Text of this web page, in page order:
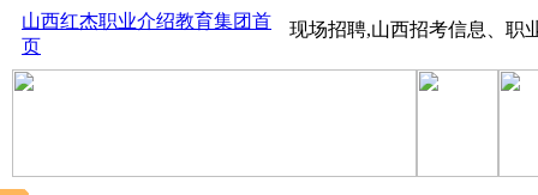
山西红杰职业介绍教育集团首
页
包、物业管理、保险代缴、现场招聘,山西招考信息、职业教